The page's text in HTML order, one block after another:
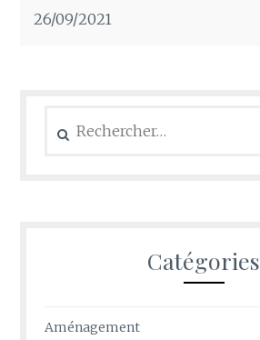
26/09/2021
Catégories
Aménagement